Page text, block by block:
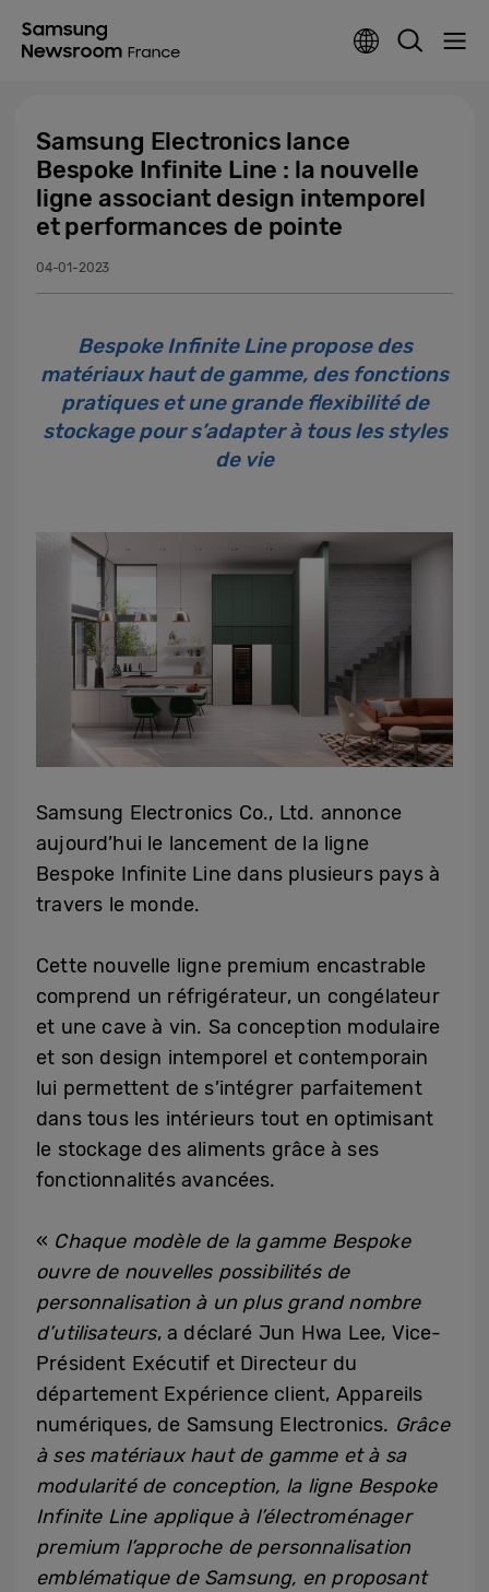
Samsung Electronics lance
Bespoke Infinite Line : la nouvelle
ligne associant design intemporel
et performances de pointe
04-01-2023
Bespoke Infinite Line propose des
matériaux haut de gamme, des fonctions
pratiques et une grande flexibilité de
stockage pour s’adapter à tous les styles
de vie
Samsung Electronics Co., Ltd. annonce
aujourd’hui le lancement de la ligne
Bespoke Infinite Line dans plusieurs pays à
travers le monde.
Cette nouvelle ligne premium encastrable
comprend un réfrigérateur, un congélateur
et une cave à vin. Sa conception modulaire
et son design intemporel et contemporain
lui permettent de s’intégrer parfaitement
dans tous les intérieurs tout en optimisant
le stockage des aliments grâce à ses
fonctionnalités avancées.
« Chaque modèle de la gamme Bespoke
ouvre de nouvelles possibilités de
personnalisation à un plus grand nombre
d’utilisateurs, a déclaré Jun Hwa Lee, Vice-
Président Exécutif et Directeur du
département Expérience client, Appareils
numériques, de Samsung Electronics. Grâce
à ses matériaux haut de gamme et à sa
modularité de conception, la ligne Bespoke
Infinite Line applique à l’électroménager
premium l’approche de personnalisation
emblématique de Samsung, en proposant